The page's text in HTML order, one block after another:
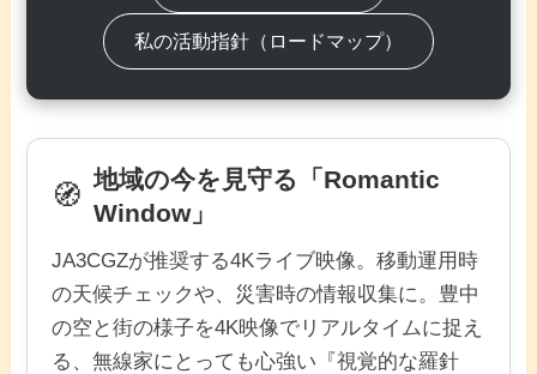
私の活動指針（ロードマップ）
🧭 地域の今を見守る「Romantic
Window」
JA3CGZが推奨する4Kライブ映像。移動運用時
の天候チェックや、災害時の情報収集に。豊中
の空と街の様子を4K映像でリアルタイムに捉え
る、無線家にとっても心強い『視覚的な羅針